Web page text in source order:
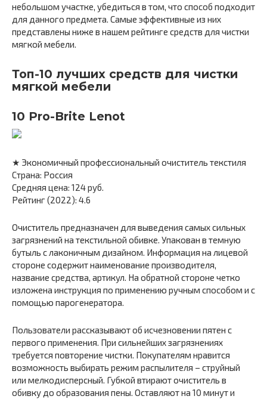
небольшом участке, убедиться в том, что способ подходит
для данного предмета. Самые эффективные из них
представлены ниже в нашем рейтинге средств для чистки
мягкой мебели.
Топ-10 лучших средств для чистки
мягкой мебели
10 Pro-Brite Lenot
★ Экономичный профессиональный очиститель текстиля
Страна: Россия
Средняя цена: 124 руб.
Рейтинг (2022): 4.6
Очиститель предназначен для выведения самых сильных
загрязнений на текстильной обивке. Упакован в темную
бутыль с лаконичным дизайном. Информация на лицевой
стороне содержит наименование производителя,
название средства, артикул. На обратной стороне четко
изложена инструкция по применению ручным способом и с
помощью парогенератора.
Пользователи рассказывают об исчезновении пятен с
первого применения. При сильнейших загрязнениях
требуется повторение чистки. Покупателям нравится
возможность выбирать режим распылителя – струйный
или мелкодисперсный. Губкой втирают очиститель в
обивку до образования пены. Оставляют на 10 минут и